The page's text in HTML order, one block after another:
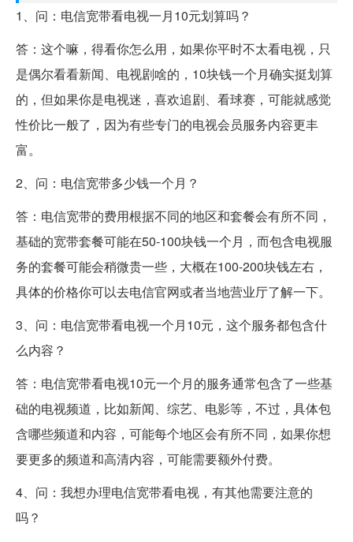
1、问：电信宽带看电视一月10元划算吗？
答：这个嘛，得看你怎么用，如果你平时不太看电视，只
是偶尔看看新闻、电视剧啥的，10块钱一个月确实挺划算
的，但如果你是电视迷，喜欢追剧、看球赛，可能就感觉
性价比一般了，因为有些专门的电视会员服务内容更丰
富。
2、问：电信宽带多少钱一个月？
答：电信宽带的费用根据不同的地区和套餐会有所不同，
基础的宽带套餐可能在50-100块钱一个月，而包含电视服
务的套餐可能会稍微贵一些，大概在100-200块钱左右，
具体的价格你可以去电信官网或者当地营业厅了解一下。
3、问：电信宽带看电视一个月10元，这个服务都包含什
么内容？
答：电信宽带看电视10元一个月的服务通常包含了一些基
础的电视频道，比如新闻、综艺、电影等，不过，具体包
含哪些频道和内容，可能每个地区会有所不同，如果你想
要更多的频道和高清内容，可能需要额外付费。
4、问：我想办理电信宽带看电视，有其他需要注意的
吗？